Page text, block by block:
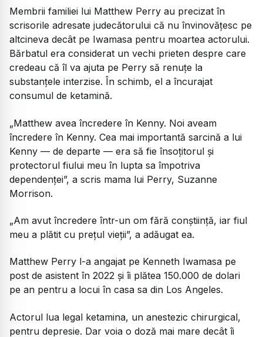
Membrii familiei lui Matthew Perry au precizat în
scrisorile adresate judecătorului că nu învinovățesc pe
altcineva decât pe Iwamasa pentru moartea actorului.
Bărbatul era considerat un vechi prieten despre care
credeau că îl va ajuta pe Perry să renuțe la
substanțele interzise. În schimb, el a încurajat
consumul de ketamină.
„Matthew avea încredere în Kenny. Noi aveam
încredere în Kenny. Cea mai importantă sarcină a lui
Kenny — de departe — era să fie însoțitorul și
protectorul fiului meu în lupta sa împotriva
dependenței”, a scris mama lui Perry, Suzanne
Morrison.
„Am avut încredere într-un om fără conștiință, iar fiul
meu a plătit cu prețul vieții”, a adăugat ea.
Matthew Perry l-a angajat pe Kenneth Iwamasa pe
post de asistent în 2022 și îi plătea 150.000 de dolari
pe an pentru a locui în casa sa din Los Angeles.
Actorul lua legal ketamina, un anestezic chirurgical,
pentru depresie. Dar voia o doză mai mare decât îi